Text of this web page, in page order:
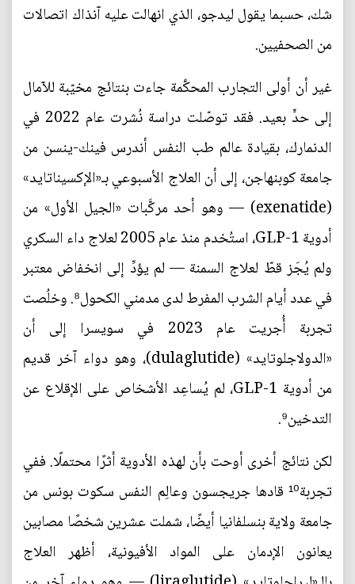
شك، حسبما يقول ليدجو، الذي انهالت عليه آنذاك اتصالات
من الصحفيين.
غير أن أولى التجارب المحكَّمة جاءت بنتائج مخيّبة للآمال
إلى حدٍّ بعيد. فقد توصّلت دراسة نُشرت عام 2022 في
الدنمارك، بقيادة عالم طب النفس أندرس فينك-ينسن من
جامعة كوبنهاجن، إلى أن العلاج الأسبوعي بـ«الإكسيناتايد»
(exenatide) — وهو أحد مركَّبات «الجيل الأول» من
أدوية GLP-1، استُخدم منذ عام 2005 لعلاج داء السكري
ولم يُجَز قطّ لعلاج السمنة — لم يؤدِّ إلى انخفاض معتبر
في عدد أيام الشرب المفرط لدى مدمني الكحول⁸. وخلُصت
تجربة أُجريت عام 2023 في سويسرا إلى أن
«الدولاجلوتايد» (dulaglutide)، وهو دواء آخر قديم
من أدوية GLP-1، لم يُساعِد الأشخاص على الإقلاع عن
التدخين⁹.
لكن نتائج أخرى أوحت بأن لهذه الأدوية أثرًا محتملًا. ففي
تجربة¹⁰ قادها جريجسون وعالِم النفس سكوت بونس من
جامعة ولاية بنسلفانيا أيضًا، شملت عشرين شخصًا مصابين
يعانون الإدمان على المواد الأفيونية، أظهر العلاج